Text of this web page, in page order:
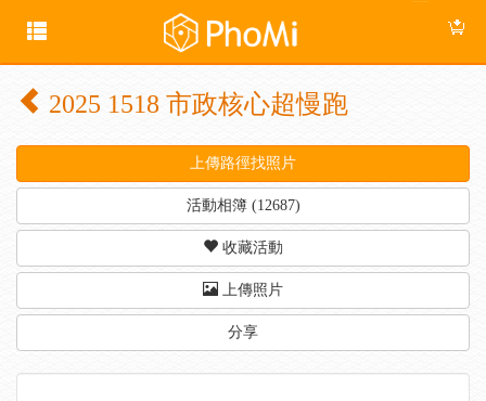
2025 1518 市政核心超慢跑
上傳路徑找照片
活動相簿 (12687)
收藏活動
上傳照片
分享